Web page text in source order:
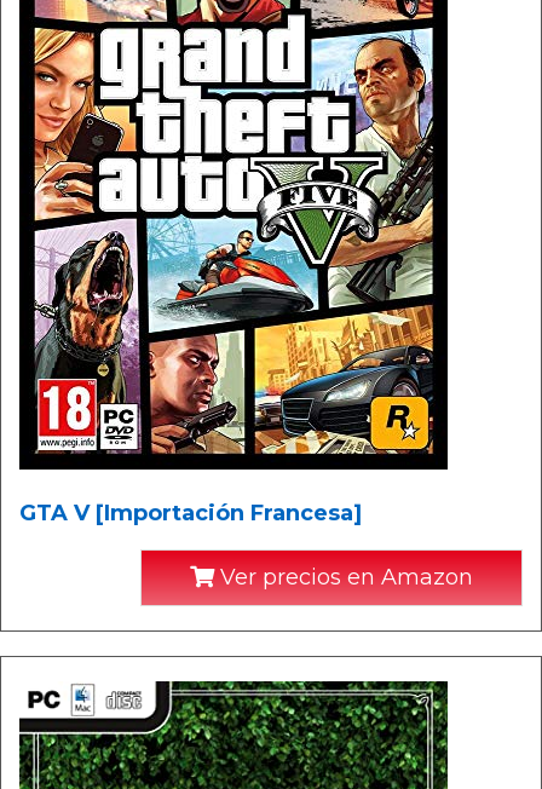
GTA V [Importación Francesa]
Ver precios en Amazon